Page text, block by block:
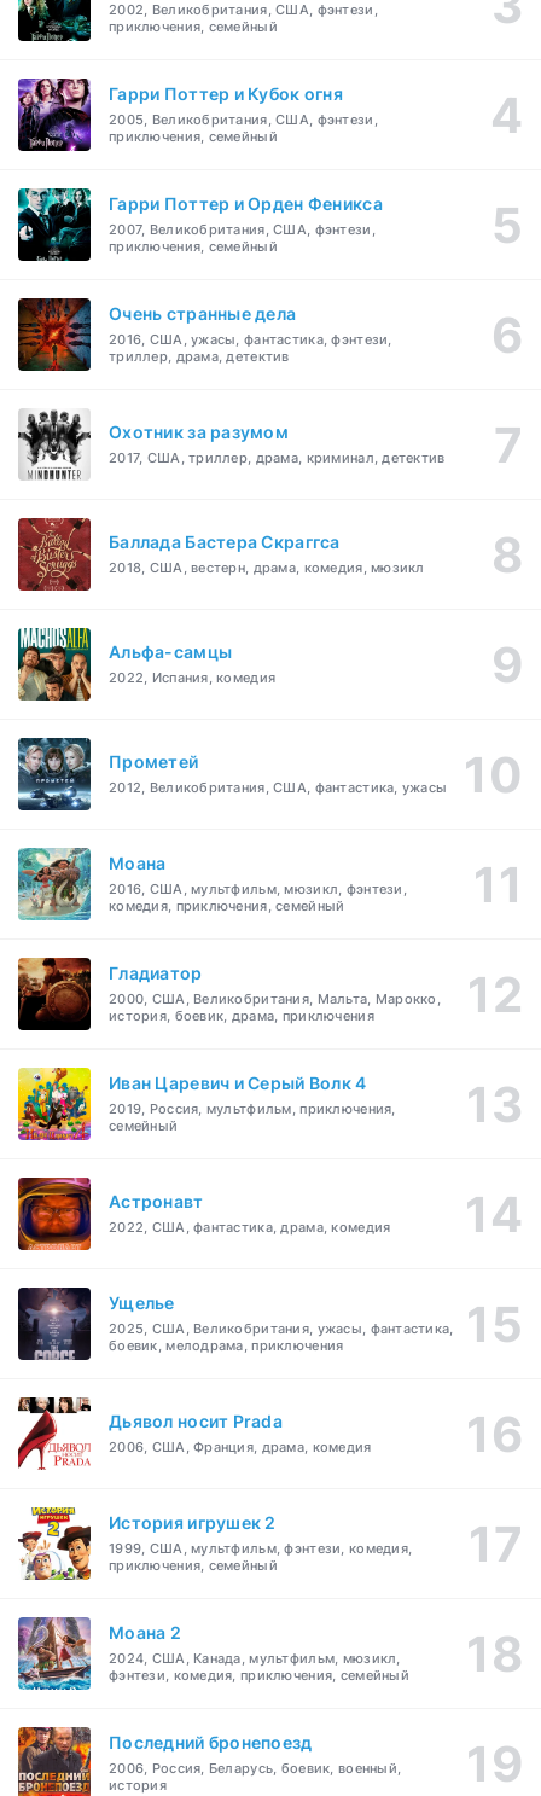
2002, Великобритания, США, фэнтези,
приключения, семейный
Гарри Поттер и Кубок огня
2005, Великобритания, США, фэнтези,
приключения, семейный
Гарри Поттер и Орден Феникса
2007, Великобритания, США, фэнтези,
приключения, семейный
Очень странные дела
2016, США, ужасы, фантастика, фэнтези,
триллер, драма, детектив
Охотник за разумом
2017, США, триллер, драма, криминал, детектив
Баллада Бастера Скраггса
2018, США, вестерн, драма, комедия, мюзикл
Альфа-самцы
2022, Испания, комедия
Прометей
2012, Великобритания, США, фантастика, ужасы
Моана
2016, США, мультфильм, мюзикл, фэнтези,
комедия, приключения, семейный
Гладиатор
2000, США, Великобритания, Мальта, Марокко,
история, боевик, драма, приключения
Иван Царевич и Серый Волк 4
2019, Россия, мультфильм, приключения,
семейный
Астронавт
2022, США, фантастика, драма, комедия
Ущелье
2025, США, Великобритания, ужасы, фантастика,
боевик, мелодрама, приключения
Дьявол носит Prada
2006, США, Франция, драма, комедия
История игрушек 2
1999, США, мультфильм, фэнтези, комедия,
приключения, семейный
Моана 2
2024, США, Канада, мультфильм, мюзикл,
фэнтези, комедия, приключения, семейный
Последний бронепоезд
2006, Россия, Беларусь, боевик, военный,
история